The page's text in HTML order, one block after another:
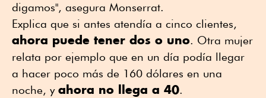
digamos", asegura Monserrat.
Explica que si antes atendía a cinco clientes,
ahora puede tener dos o uno. Otra mujer
relata por ejemplo que en un día podía llegar
a hacer poco más de 160 dólares en una
noche, y ahora no llega a 40.